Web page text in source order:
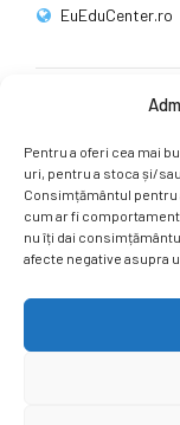
Pentru a oferi cea mai
uri, pentru a stoca și/
Consimțământul
cum ar fi
nu îți dai
afecte negative asupra
EuEduCenter.ro
Ne puteți găsi și pe